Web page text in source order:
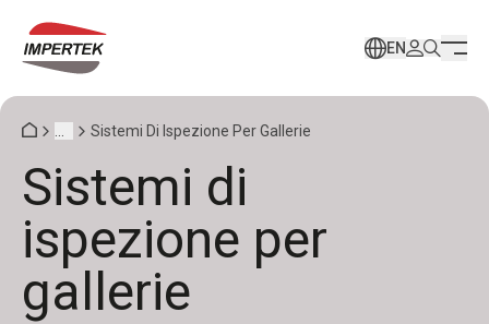
EN
Sistemi Di Ispezione Per Gallerie
Sistemi di
ispezione per
gallerie